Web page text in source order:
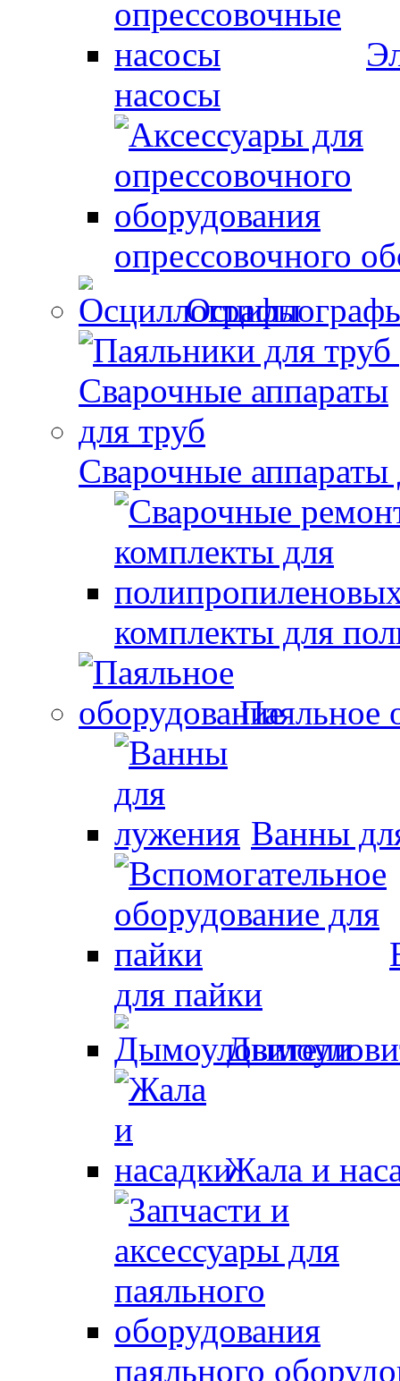
насосы
опрессовочного
Сварочные аппараты
комплекты для
Паяльное
Ванны
для пайки
Жала и
паяльного